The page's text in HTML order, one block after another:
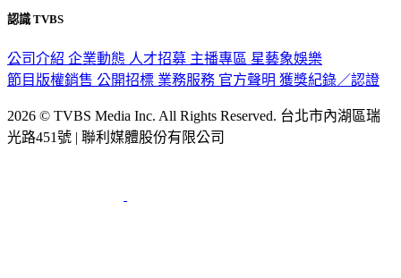
認識 TVBS
公司介紹 企業動態 人才招募 主播專區 星藝象娛樂
節目版權銷售 公開招標 業務服務 官方聲明 獲獎紀錄／認證
2026 © TVBS Media Inc. All Rights Reserved. 台北市內湖區瑞
光路451號 | 聯利媒體股份有限公司